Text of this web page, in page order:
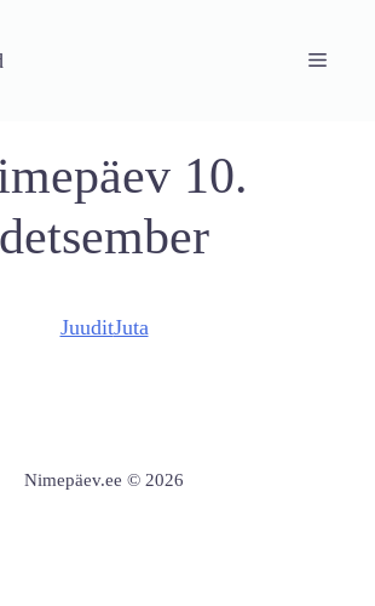
Menu
10.
detsember
JuuditJuta
Nimepäev.ee © 2026